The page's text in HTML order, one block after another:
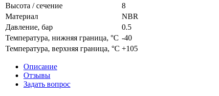
Высота / сечение
8
Материал
NBR
Давление, бар
0.5
Температура, нижняя граница, °C -40
Температура, верхняя граница, °C +105
Описание
Отзывы
Задать вопрос